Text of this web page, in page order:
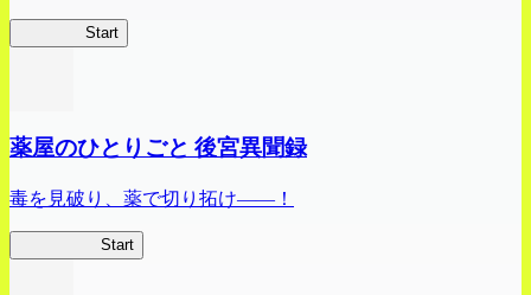
Start
薬屋のひとりごと 後宮異聞録
毒を見破り、薬で切り拓け――！
Start